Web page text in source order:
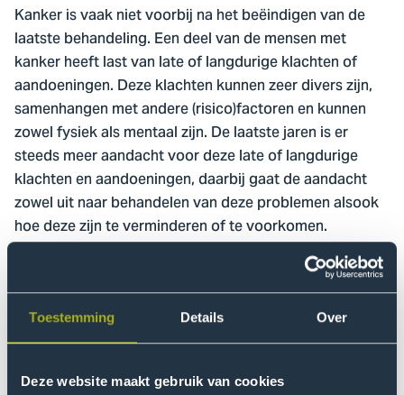
Toestemming Details Over
Deze website maakt gebruik van cookies
Kanker is vaak niet voorbij na het beëindigen van de
laatste behandeling. Een deel van de mensen met
kanker heeft last van late of langdurige klachten of
aandoeningen. Deze klachten kunnen zeer divers zijn,
samenhangen met andere (risico)factoren en kunnen
zowel fysiek als mentaal zijn. De laatste jaren is er
steeds meer aandacht voor deze late of langdurige
klachten en aandoeningen, daarbij gaat de aandacht
zowel uit naar behandelen van deze problemen alsook
hoe deze zijn te verminderen of te voorkomen.
Steeds meer mensen leven
(met de gevolgen van) kanker
Het lectoraat Oncologische Zorgricht zich op drie